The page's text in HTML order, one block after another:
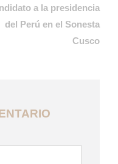
a la presidencia
del Perú en el Sonesta
Cusco